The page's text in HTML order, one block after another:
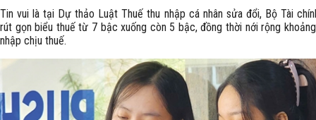
Tin vui là tại Dự thảo Luật Thuế thu nhập cá nhân sửa đổi, Bộ Tài
rút gọn biểu thuế từ 7 bậc xuống còn 5 bậc, đồng thời nới rộng
nhập chịu thuế.